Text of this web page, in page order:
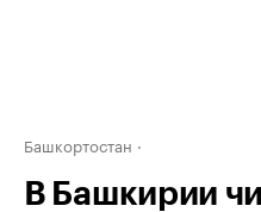
Башкортостан
В Башкирии